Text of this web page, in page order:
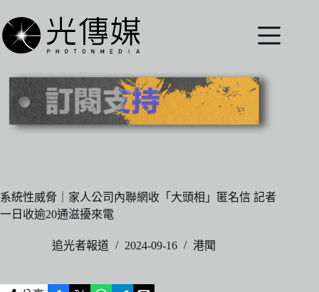
至
主
內
系統性威脅｜家人公司內聯網收「大頭相」匿名信 記者
一日收逾20通滋擾來電
追光者報道 2024-09-16 港聞